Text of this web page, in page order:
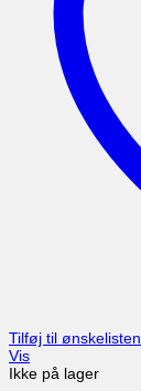
Tilføj til ønskelisten
Vis
Ikke på lager